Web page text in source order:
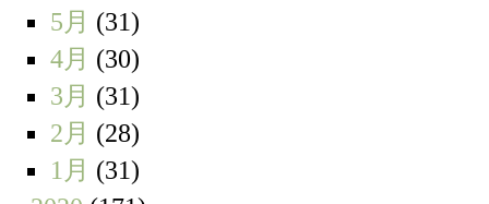
5月 (31)
4月 (30)
3月 (31)
2月 (28)
1月 (31)